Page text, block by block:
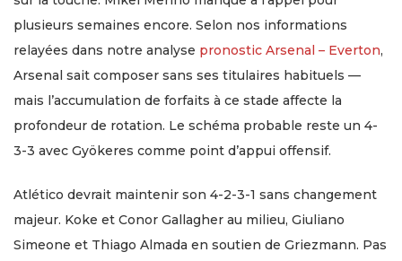
plusieurs semaines encore. Selon nos informations
relayées dans notre analyse pronostic Arsenal – Everton,
Arsenal sait composer sans ses titulaires habituels —
mais l’accumulation de forfaits à ce stade affecte la
profondeur de rotation. Le schéma probable reste un 4-
3-3 avec Gyökeres comme point d’appui offensif.
Atlético devrait maintenir son 4-2-3-1 sans changement
majeur. Koke et Conor Gallagher au milieu, Giuliano
Simeone et Thiago Almada en soutien de Griezmann. Pas